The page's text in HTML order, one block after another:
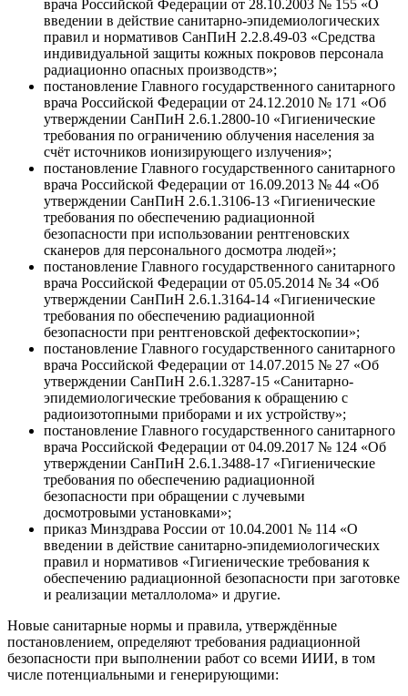
врача Российской Федерации от 28.10.2003 № 155 «О
введении в действие санитарно-эпидемиологических
правил и нормативов СанПиН 2.2.8.49-03 «Средства
индивидуальной защиты кожных покровов персонала
радиационно опасных производств»;
постановление Главного государственного санитарного
врача Российской Федерации от 24.12.2010 № 171 «Об
утверждении СанПиН 2.6.1.2800-10 «Гигиенические
требования по ограничению облучения населения за
счёт источников ионизирующего излучения»;
постановление Главного государственного санитарного
врача Российской Федерации от 16.09.2013 № 44 «Об
утверждении СанПиН 2.6.1.3106-13 «Гигиенические
требования по обеспечению радиационной
безопасности при использовании рентгеновских
сканеров для персонального досмотра людей»;
постановление Главного государственного санитарного
врача Российской Федерации от 05.05.2014 № 34 «Об
утверждении СанПиН 2.6.1.3164-14 «Гигиенические
требования по обеспечению радиационной
безопасности при рентгеновской дефектоскопии»;
постановление Главного государственного санитарного
врача Российской Федерации от 14.07.2015 № 27 «Об
утверждении СанПиН 2.6.1.3287-15 «Санитарно-
эпидемиологические требования к обращению с
радиоизотопными приборами и их устройству»;
постановление Главного государственного санитарного
врача Российской Федерации от 04.09.2017 № 124 «Об
утверждении СанПиН 2.6.1.3488-17 «Гигиенические
требования по обеспечению радиационной
безопасности при обращении с лучевыми
досмотровыми установками»;
приказ Минздрава России от 10.04.2001 № 114 «О
введении в действие санитарно-эпидемиологических
правил и нормативов «Гигиенические требования к
обеспечению радиационной безопасности при заготовке
и реализации металлолома» и другие.
Новые санитарные нормы и правила, утверждённые
постановлением, определяют требования радиационной
безопасности при выполнении работ со всеми ИИИ, в том
числе потенциальными и генерирующими: